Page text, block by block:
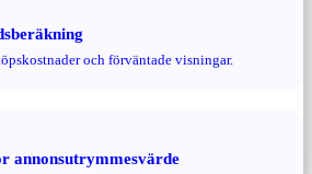
och förväntade visningar.
annonsutrymmesvärde